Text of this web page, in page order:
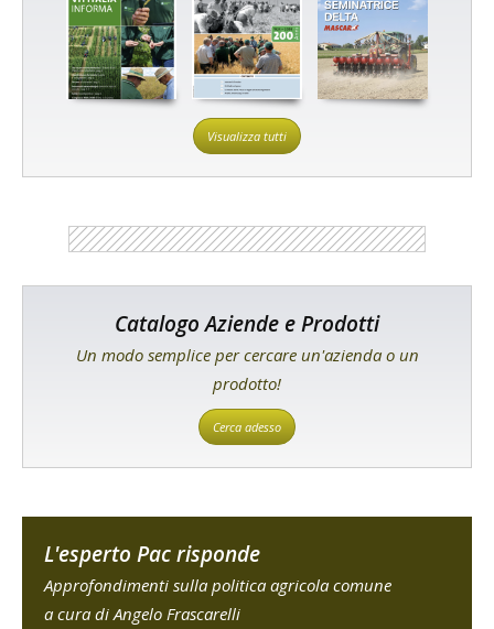
Visualizza tutti
Catalogo Aziende e Prodotti
Un modo semplice per cercare un'azienda o un
prodotto!
Cerca adesso
L'esperto Pac risponde
Approfondimenti sulla politica agricola comune
a cura di Angelo Frascarelli